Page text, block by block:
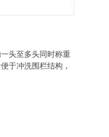
头至多头同时称重
于冲洗围栏结构，